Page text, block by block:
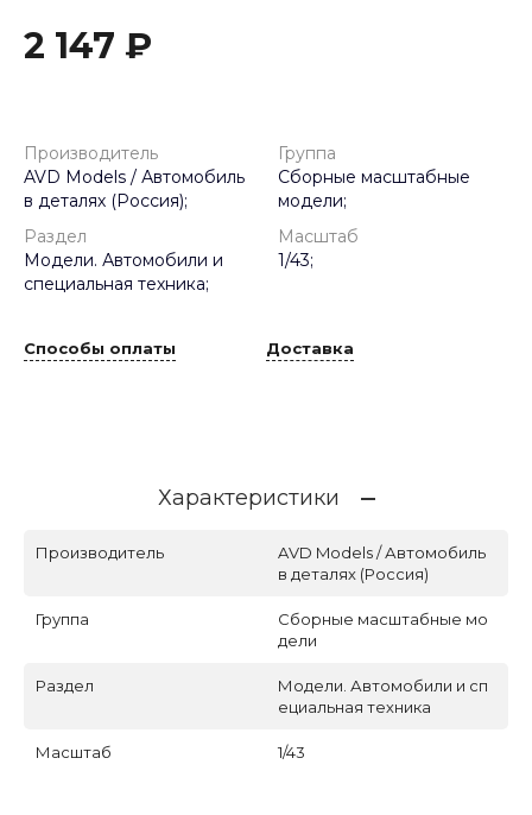
2 147 ₽
Производитель
AVD Models / Автомобиль
в деталях (Россия);
Группа
Сборные масштабные
модели;
Раздел
Модели. Автомобили и
специальная техника;
Масштаб
1/43;
Способы оплаты Доставка
Характеристики
Производитель
AVD Models / Автомобиль
в деталях (Россия)
Группа
Сборные масштабные мо
дели
Раздел
Модели. Автомобили и сп
ециальная техника
Масштаб 1/43